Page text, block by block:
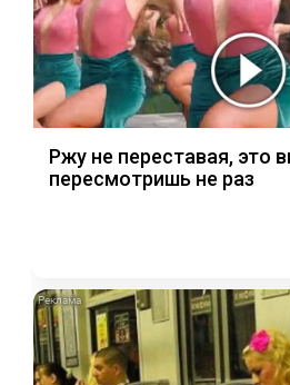
Ржу не переставая, это
пересмотришь не раз